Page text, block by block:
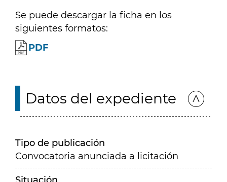
Se puede descargar la ficha en los
siguientes formatos:
PDF
Datos del expediente
Tipo de publicación
Convocatoria anunciada a licitación